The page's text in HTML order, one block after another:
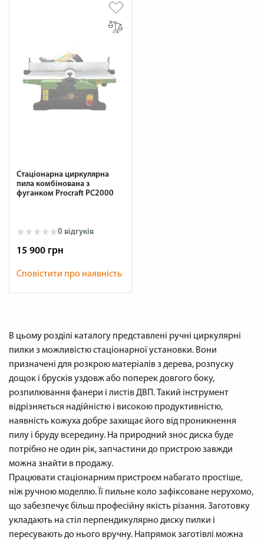
Стаціонарна циркулярна
пила комбінована з
фуганком Procraft PC2000
0 відгуків
15 900 грн
Сповістити про наявність
В цьому розділі каталогу представлені ручні циркулярні
пилки з можливістю стаціонарної установки. Вони
призначені для розкрою матеріалів з дерева, розпуску
дощок і брусків уздовж або поперек довгого боку,
розпилювання фанери і листів ДВП. Такий інструмент
відрізняється надійністю і високою продуктивністю,
наявність кожуха добре захищає його від проникнення
пилу і бруду всередину. На природний знос диска буде
потрібно не один рік, запчастини до пристрою завжди
можна знайти в продажу.
Працювати стаціонарним пристроєм набагато простіше,
ніж ручною моделлю. Її пильне коло зафіксоване нерухомо,
що забезпечує більш професійну якість різання. Заготовку
укладають на стіл перпендикулярно диску пилки і
пересувають до нього вручну. Напрямок заготівлі можна